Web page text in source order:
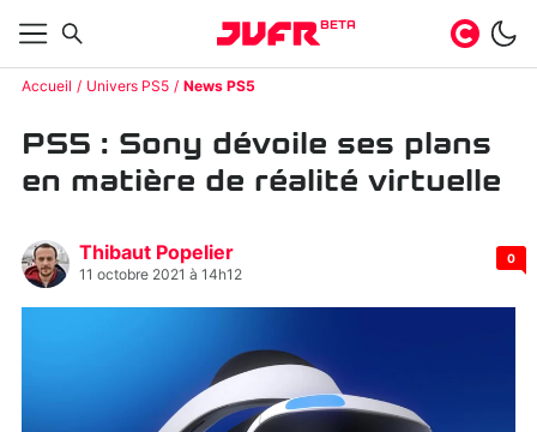
BETA
Accueil Univers PS5 News PS5
PS5 : Sony dévoile ses plans
en matière de réalité virtuelle
Thibaut Popelier
11 octobre 2021 à 14h12
0